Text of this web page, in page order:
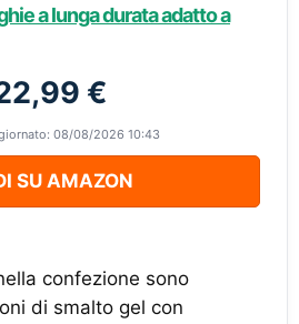
a lunga durata adatto a
€
08/08/2026 10:43
SU AMAZON
confezione sono
di smalto gel con